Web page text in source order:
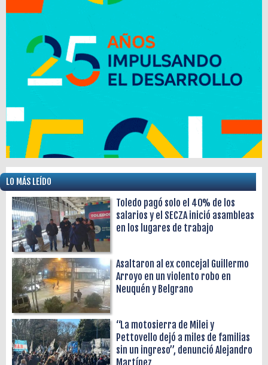
LO MÁS LEÍDO
Toledo pagó solo el 40% de los
salarios y el SECZA inició asambleas
en los lugares de trabajo
Asaltaron al ex concejal Guillermo
Arroyo en un violento robo en
Neuquén y Belgrano
“La motosierra de Milei y
Pettovello dejó a miles de familias
sin un ingreso”, denunció Alejandro